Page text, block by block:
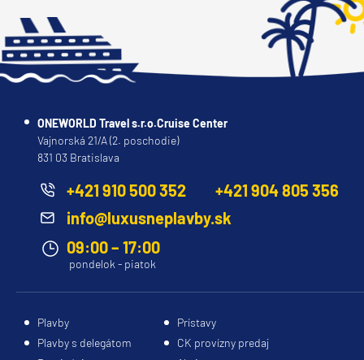
ONEWORLD Travel s.r.o.Cruise Center
Vajnorská 21/A (2. poschodie)
831 03 Bratislava
+421 910 500 352
+421 904 805 356
info@luxusneplavby.sk
09:00 – 17:00
pondelok - piatok
Plavby
Prístavy
Plavby s delegátom
CK provízny predaj